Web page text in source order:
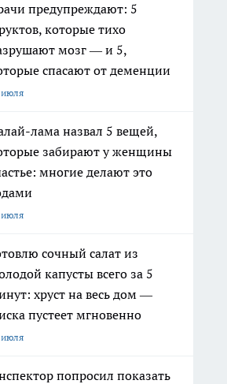
предупреждают: 5
которые тихо
мозг — и 5,
спасают от деменции
июля
лама назвал 5 вещей,
забирают у женщины
многие делают это
июля
сочный салат из
капусты всего за 5
хруст на весь дом —
пустеет мгновенно
июля
попросил показать